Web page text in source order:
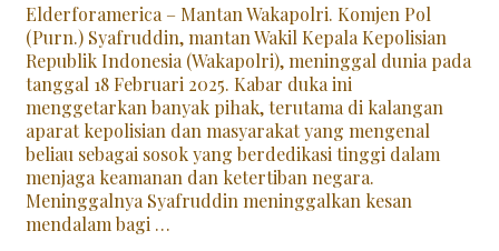
Elderforamerica – Mantan Wakapolri. Komjen Pol
(Purn.) Syafruddin, mantan Wakil Kepala Kepolisian
Republik Indonesia (Wakapolri), meninggal dunia pada
tanggal 18 Februari 2025. Kabar duka ini
menggetarkan banyak pihak, terutama di kalangan
aparat kepolisian dan masyarakat yang mengenal
beliau sebagai sosok yang berdedikasi tinggi dalam
menjaga keamanan dan ketertiban negara.
Meninggalnya Syafruddin meninggalkan kesan
mendalam bagi …